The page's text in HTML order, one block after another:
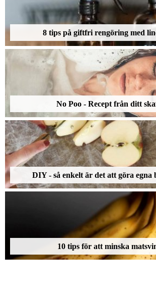
8 tips på giftfri rengöring med
No Poo - Recept från ditt
DIY - så enkelt är det att göra egna
10 tips för att minska